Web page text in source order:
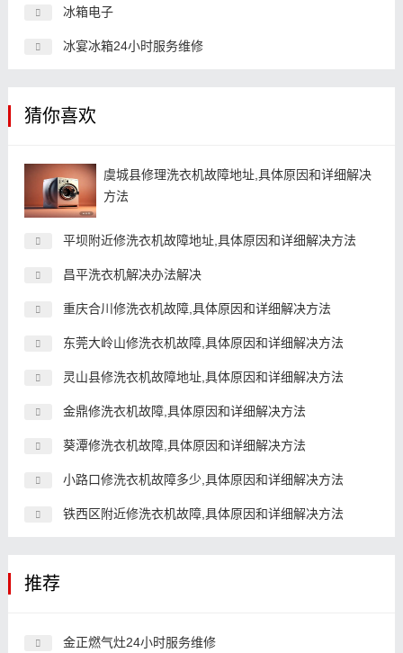
冰箱电子
冰宴冰箱24小时服务维修
猜你喜欢
虞城县修理洗衣机故障地址,具体原因和详细解决
方法
平坝附近修洗衣机故障地址,具体原因和详细解决方法
昌平洗衣机解决办法解决
重庆合川修洗衣机故障,具体原因和详细解决方法
东莞大岭山修洗衣机故障,具体原因和详细解决方法
灵山县修洗衣机故障地址,具体原因和详细解决方法
金鼎修洗衣机故障,具体原因和详细解决方法
葵潭修洗衣机故障,具体原因和详细解决方法
小路口修洗衣机故障多少,具体原因和详细解决方法
铁西区附近修洗衣机故障,具体原因和详细解决方法
推荐
金正燃气灶24小时服务维修